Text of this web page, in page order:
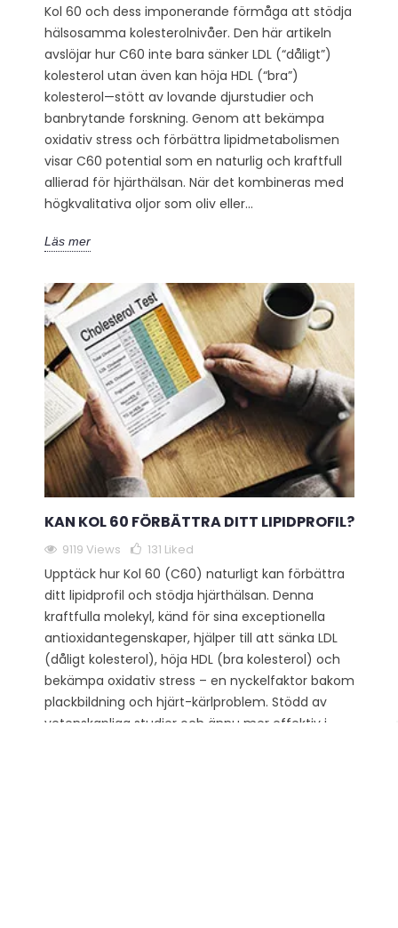
Kol 60 och dess imponerande förmåga att stödja
hälsosamma kolesterolnivåer. Den här artikeln
avslöjar hur C60 inte bara sänker LDL (“dåligt”)
kolesterol utan även kan höja HDL (“bra”)
kolesterol—stött av lovande djurstudier och
banbrytande forskning. Genom att bekämpa
oxidativ stress och förbättra lipidmetabolismen
visar C60 potential som en naturlig och kraftfull
allierad för hjärthälsan. När det kombineras med
högkvalitativa oljor som oliv eller...
Läs mer
KAN KOL 60 FÖRBÄTTRA DITT LIPIDPROFIL?
9119 Views 131 Liked
Upptäck hur Kol 60 (C60) naturligt kan förbättra
ditt lipidprofil och stödja hjärthälsan. Denna
kraftfulla molekyl, känd för sina exceptionella
antioxidantegenskaper, hjälper till att sänka LDL
(dåligt kolesterol), höja HDL (bra kolesterol) och
bekämpa oxidativ stress – en nyckelfaktor bakom
plackbildning och hjärt-kärlproblem. Stödd av
vetenskapliga studier och ännu mer effektiv i